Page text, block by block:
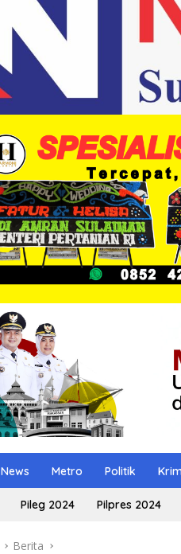
News Metro Politik
Pileg 2024 Pilpres 2024
Berita